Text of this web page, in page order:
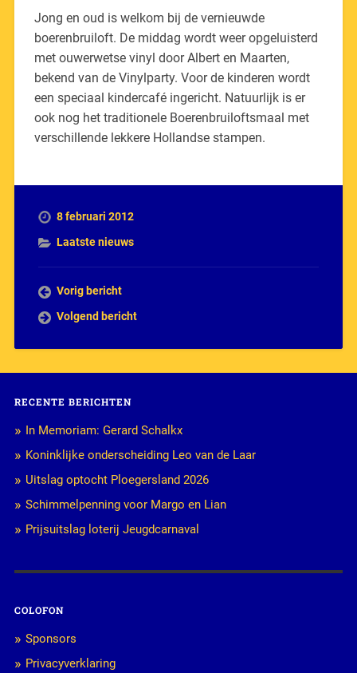
Jong en oud is welkom bij de vernieuwde
boerenbruiloft. De middag wordt weer opgeluisterd
met ouwerwetse vinyl door Albert en Maarten,
bekend van de Vinylparty. Voor de kinderen wordt
een speciaal kindercafé ingericht. Natuurlijk is er
ook nog het traditionele Boerenbruiloftsmaal met
verschillende lekkere Hollandse stampen.
8 februari 2012
Laatste nieuws
Vorig bericht
Volgend bericht
RECENTE BERICHTEN
In Memoriam: Gerard Schalkx
Koninklijke onderscheiding Leo van de Laar
Uitslag optocht Ploegersland 2026
Schimmelpenning voor Margo en Lian
Prijsuitslag loterij Jeugdcarnaval
COLOFON
Sponsors
Privacyverklaring